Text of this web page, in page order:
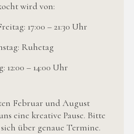
wird von:
17:00 – 21:30 Uhr
Ruhetag
12:00 – 14:00 Uhr
Februar und August
eine kreative Pause. Bitte
über genaue Termine.